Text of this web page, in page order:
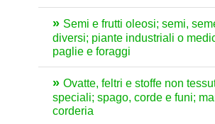
Semi e frutti oleosi; semi,
diversi; piante industriali o
paglie e foraggi
Ovatte, feltri e stoffe non
speciali; spago, corde e funi;
corderia